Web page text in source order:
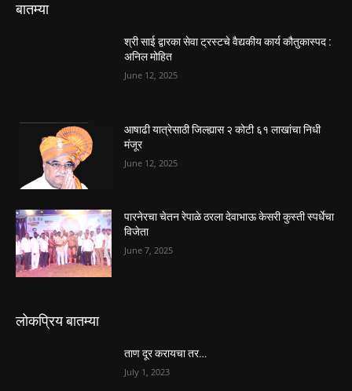
बातम्या
श्री साई द्वारका सेवा ट्रस्टचे वैद्यकीय कार्य कौतुकास्पद :
अनिल मोहित
June 12, 2025
आषाढी यात्रेसाठी जिल्ह्यास २ कोटी ६१ लाखांचा निधी
मंजूर
June 12, 2025
पारनेरचा चेतन रेपाळे ठरला देवाभाऊ केसरी कुस्ती स्पर्धेचा
विजेता
June 7, 2025
लोकप्रिय बातम्या
ताण दूर करायचा तर…
July 1, 2023